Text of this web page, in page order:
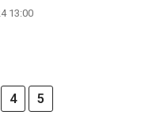
13:00
4 5